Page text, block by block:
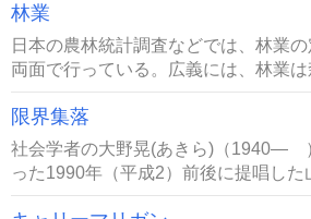
林業
日本の農林統計調査などでは、林業
両面で行っている。広義には、林業
限界集落
社会学者の大野晃(あきら)（1940―
った1990年（平成2）前後に提唱した